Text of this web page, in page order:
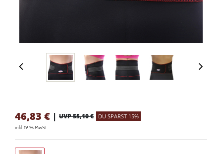
46,83 € | UVP 55,10 € DU SPARST 15%
inkl. 19 % MwSt.